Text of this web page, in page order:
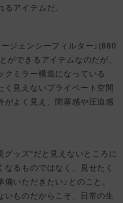
アイテムだ。
ジェンシーフィルター」(880
ができるアイテムなのだが、
クミラー構造になっている
く見えないプライベート空間
がよく見え、閉塞感や圧迫感
グッズ"だと見えないところに
るものではなく、見せたく
いただきたい」とのこと。
いものだからこそ、日常の生